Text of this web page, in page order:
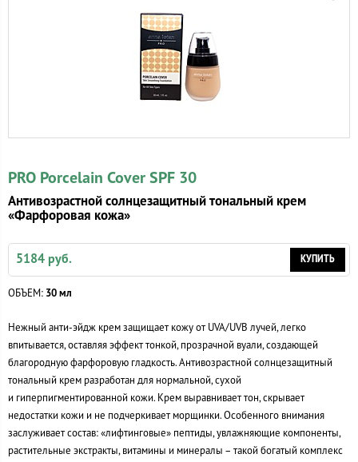
PRO Porcelain Cover SPF 30
Антивозрастной солнцезащитный тональный крем
«Фарфоровая кожа»
5184 руб. КУПИТЬ
ОБЪЕМ: 30 мл
Нежный анти-эйдж крем защищает кожу от UVA/UVB лучей, легко
впитывается, оставляя эффект тонкой, прозрачной вуали, создающей
благородную фарфоровую гладкость. Антивозрастной солнцезащитный
тональный крем разработан для нормальной, сухой
и гиперпигментированной кожи. Крем выравнивает тон, скрывает
недостатки кожи и не подчеркивает морщинки. Особенного внимания
заслуживает состав: «лифтинговые» пептиды, увлажняющие компоненты,
растительные экстракты, витамины и минералы – такой богатый комплекс